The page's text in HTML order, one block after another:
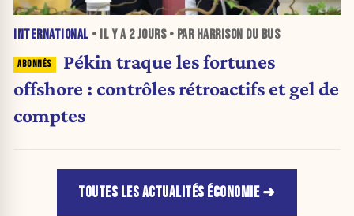
INTERNATIONAL • IL Y A 2 JOURS• PAR HARRISON DU BUS
Pékin traque les fortunes
offshore : contrôles rétroactifs et gel de
comptes
TOUTES LES ACTUALITÉS ÉCONOMIE